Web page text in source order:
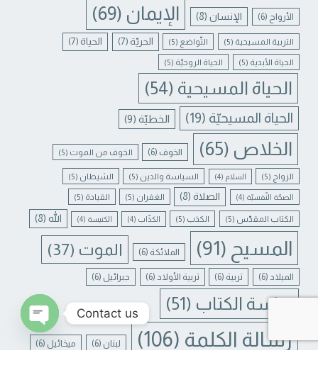
الأرواح (6) الإنسان(8) الإيمان (69)
التربية المسيحية (5) التّواضع (5) الحريّة (7) الحياة (7)
الحياة الأبدية (5) الحياة الروحيّة (5)
الحياة المسيحية (54)
الحياة المسيحيّة (19) الخطيّة (9)
الخلاص (65) الخوف (6) الخوف من الموت (5)
الزواج (5) السلام (4) السياسة والدين (5) الشيطان (5)
الصحّة النّفسيّة (4) الصلاة(8) الغفران (5) القيادة (5)
الكتاب المقدّس (5) الكذب (5) الكذّاب (4) الكنيسة (4) الله (8)
المسيح (91) الملائكة (6) الموت (37)
الميلاد (6) تربية (6) تربية الأولاد (6) جبرائيل (6)
دراسة الكتاب (51)
رسالة الكلمة (106) لبنان (6) ميخائيل (6)
Contact us
CHATY